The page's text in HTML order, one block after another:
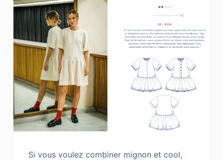
Si vous voulez combiner mignon et cool,